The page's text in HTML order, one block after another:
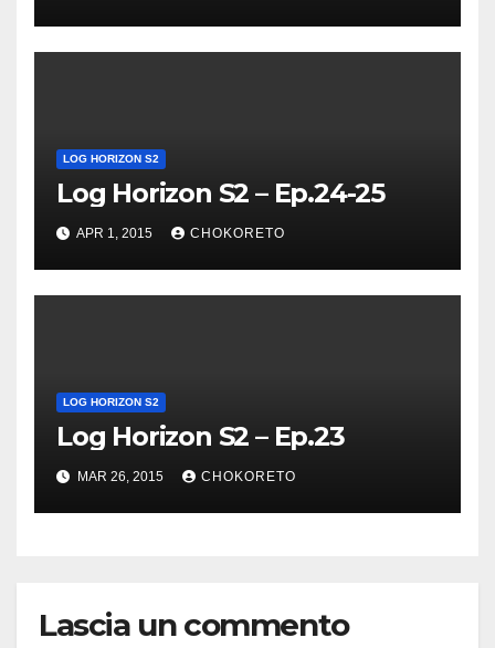
LOG HORIZON S2
Log Horizon S2 – Ep.24-25
APR 1, 2015 CHOKORETO
LOG HORIZON S2
Log Horizon S2 – Ep.23
MAR 26, 2015 CHOKORETO
Lascia un commento